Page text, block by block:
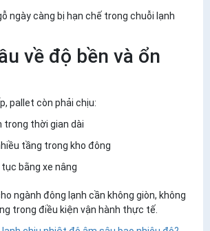
ngày càng bị hạn chế trong chuỗi lạnh
về độ bền và ổn
pallet còn phải chịu:
trong thời gian dài
tầng trong kho đông
bằng xe nâng
ngành đông lạnh cần không giòn, không
trong điều kiện vận hành thực tế.